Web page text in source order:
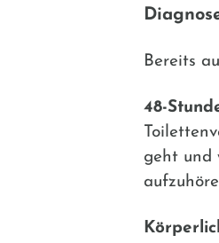
Bereits
48-
geht und